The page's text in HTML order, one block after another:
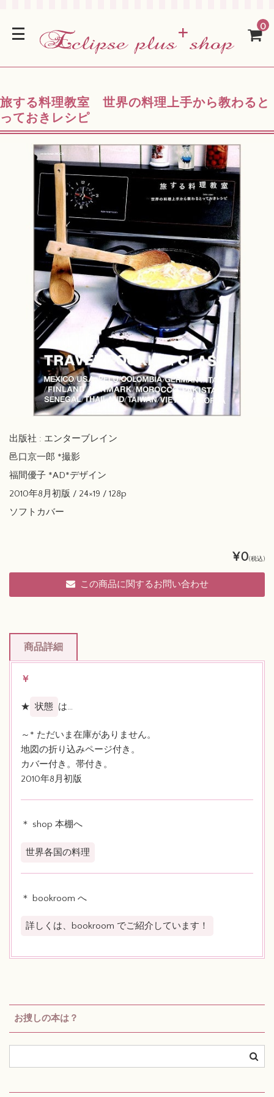
0
旅する料理教室 世界の料理上手から教わると
っておきレシピ
出版社 : エンターブレイン
邑口京一郎 *撮影
福間優子 *AD*デザイン
2010年8月初版 / 24×19 / 128p
ソフトカバー
¥0(税込)
この商品に関するお問い合わせ
商品詳細
￥
★ 状態 は…
～* ただいま在庫がありません。
地図の折り込みページ付き。
カバー付き。帯付き。
2010年8月初版
＊ shop 本棚へ
世界各国の料理
＊ bookroom へ
詳しくは、bookroom でご紹介しています！
お捜しの本は？